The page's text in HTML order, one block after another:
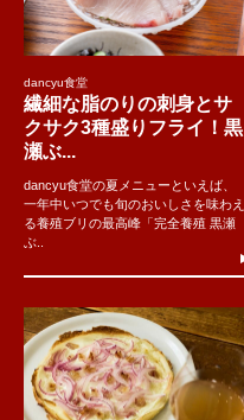
dancyu食堂
繊細な脂のりの刺身とサ
クサク3種盛りフライ！黒
瀬ぶ...
dancyu食堂の夏メニューといえば、
一年中いつでも旬のおいしさを味わえ
る養殖ブリの最高峰「完全養殖 黒瀬
ぶ..